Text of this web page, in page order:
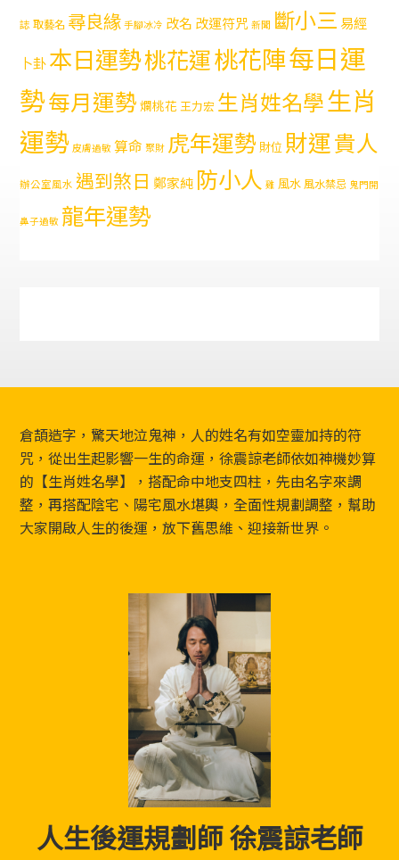
誌 取藝名 尋良緣 手腳冰冷 改名 改運符咒 新聞 斷小三易經
卜卦本日運勢桃花運桃花陣每日運
勢每月運勢 爛桃花 王力宏 生肖姓名學生肖
運勢 皮膚過敏 算命 聚財 虎年運勢 財位 財運貴人
辦公室風水 遇到煞日 鄭家純 防小人 雞 風水 風水禁忌 鬼門開
鼻子過敏 龍年運勢
Footer
倉頡造字，驚天地泣鬼神，人的姓名有如空靈加持的符
咒，從出生起影響一生的命運，徐震諒老師依如神機妙算
的【生肖姓名學】，搭配命中地支四柱，先由名字來調
整，再搭配陰宅、陽宅風水堪輿，全面性規劃調整，幫助
大家開啟人生的後運，放下舊思維、迎接新世界。
人生後運規劃師 徐震諒老師